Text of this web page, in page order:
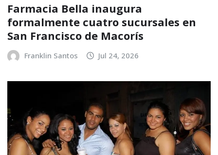
Farmacia Bella inaugura
formalmente cuatro sucursales en
San Francisco de Macorís
Franklin Santos Jul 24, 2026